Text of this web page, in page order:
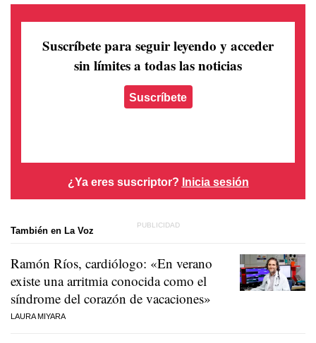
Suscríbete para seguir leyendo y acceder
sin límites a todas las noticias
Suscríbete
¿Ya eres suscriptor? Inicia sesión
También en La Voz
Ramón Ríos, cardiólogo: «En verano
existe una arritmia conocida como el
síndrome del corazón de vacaciones»
LAURA MIYARA